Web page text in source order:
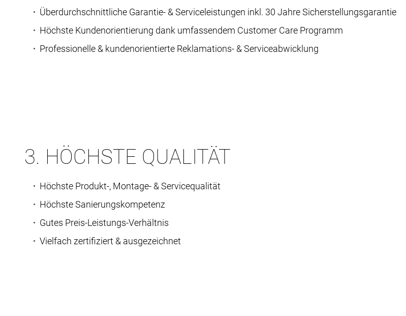
Überdurchschnittliche Garantie- & Serviceleistungen inkl. 30 Jahre Sicherstellungsgarantie
Höchste Kundenorientierung dank umfassendem Customer Care Programm
Professionelle & kundenorientierte Reklamations- & Serviceabwicklung
3. HÖCHSTE QUALITÄT
Höchste Produkt-, Montage- & Servicequalität
Höchste Sanierungskompetenz
Gutes Preis-Leistungs-Verhältnis
Vielfach zertifiziert & ausgezeichnet